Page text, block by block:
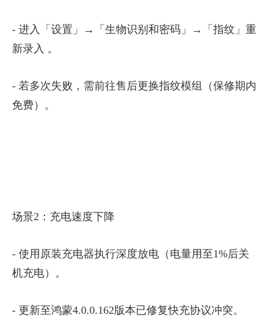
- 进入「设置」→「生物识别和密码」→「指纹」重
新录入 。
- 若多次失败，需前往售后更换指纹模组（保修期内
免费）。
场景2：充电速度下降
- 使用原装充电器执行深度放电（电量用至1%后关
机充电）。
- 更新至鸿蒙4.0.0.162版本已修复快充协议冲突。